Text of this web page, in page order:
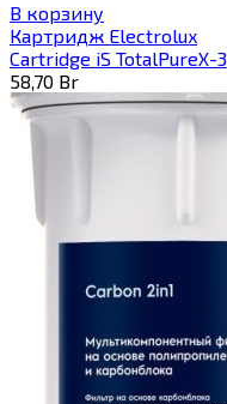
В корзину
Картридж Electrolux
Cartridge iS TotalPureX-3
58,70 Br